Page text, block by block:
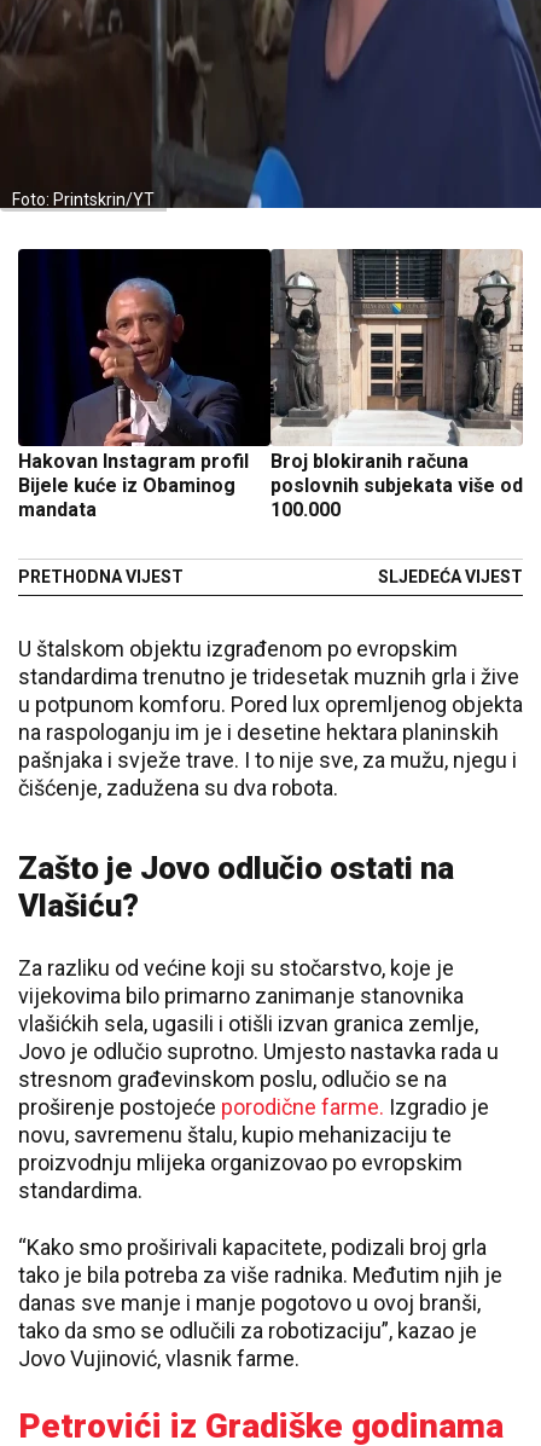
Foto: Printskrin/YT
Hakovan Instagram profil
Bijele kuće iz Obaminog
mandata
PRETHODNA VIJEST
Broj blokiranih računa
poslovnih subjekata više od
100.000
SLJEDEĆA VIJEST
U štalskom objektu izgrađenom po evropskim
standardima trenutno je tridesetak muznih grla i žive
u potpunom komforu. Pored lux opremljenog objekta
na raspologanju im je i desetine hektara planinskih
pašnjaka i svježe trave. I to nije sve, za mužu, njegu i
čišćenje, zadužena su dva robota.
Zašto je Jovo odlučio ostati na
Vlašiću?
Za razliku od većine koji su stočarstvo, koje je
vijekovima bilo primarno zanimanje stanovnika
vlašićkih sela, ugasili i otišli izvan granica zemlje,
Jovo je odlučio suprotno. Umjesto nastavka rada u
stresnom građevinskom poslu, odlučio se na
proširenje postojeće porodične farme. Izgradio je
novu, savremenu štalu, kupio mehanizaciju te
proizvodnju mlijeka organizovao po evropskim
standardima.
“Kako smo proširivali kapacitete, podizali broj grla
tako je bila potreba za više radnika. Međutim njih je
danas sve manje i manje pogotovo u ovoj branši,
tako da smo se odlučili za robotizaciju”, kazao je
Jovo Vujinović, vlasnik farme.
Petrovići iz Gradiške godinama